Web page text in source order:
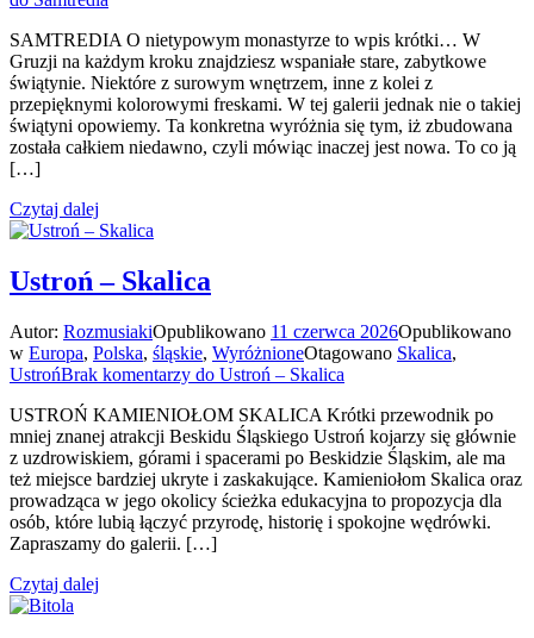
SAMTREDIA O nietypowym monastyrze to wpis krótki… W
Gruzji na każdym kroku znajdziesz wspaniałe stare, zabytkowe
świątynie. Niektóre z surowym wnętrzem, inne z kolei z
przepięknymi kolorowymi freskami. W tej galerii jednak nie o takiej
świątyni opowiemy. Ta konkretna wyróżnia się tym, iż zbudowana
została całkiem niedawno, czyli mówiąc inaczej jest nowa. To co ją
[…]
Czytaj dalej
Ustroń – Skalica
Autor: RozmusiakiOpublikowano 11 czerwca 2026Opublikowano
w Europa, Polska, śląskie, WyróżnioneOtagowano Skalica,
UstrońBrak komentarzy do Ustroń – Skalica
USTROŃ KAMIENIOŁOM SKALICA Krótki przewodnik po
mniej znanej atrakcji Beskidu Śląskiego Ustroń kojarzy się głównie
z uzdrowiskiem, górami i spacerami po Beskidzie Śląskim, ale ma
też miejsce bardziej ukryte i zaskakujące. Kamieniołom Skalica oraz
prowadząca w jego okolicy ścieżka edukacyjna to propozycja dla
osób, które lubią łączyć przyrodę, historię i spokojne wędrówki.
Zapraszamy do galerii. […]
Czytaj dalej